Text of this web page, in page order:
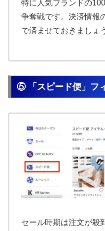
特に人気ブランドの
争奪戦です。決済情報
で済ませておきましょ
⑤ 「スピード便」フ
セール時期は注文が殺